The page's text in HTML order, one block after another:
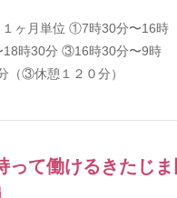
１ヶ月単位 ①7時30分〜16時
時30分 ③16時30分〜9時
（③休憩１２０分）
って働けるきたじ